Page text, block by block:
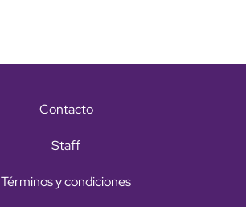
Contacto
Staff
Términos y condiciones